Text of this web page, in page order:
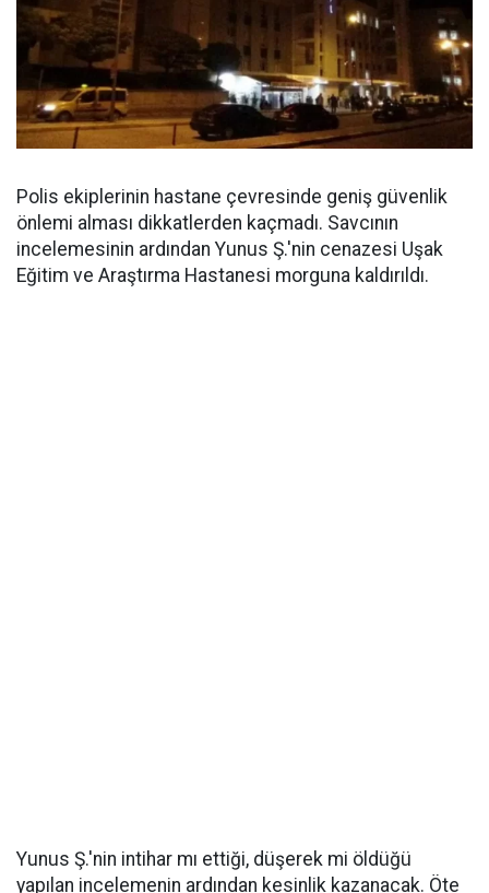
Polis ekiplerinin hastane çevresinde geniş güvenlik
önlemi alması dikkatlerden kaçmadı. Savcının
incelemesinin ardından Yunus Ş.'nin cenazesi Uşak
Eğitim ve Araştırma Hastanesi morguna kaldırıldı.
Yunus Ş.'nin intihar mı ettiği, düşerek mi öldüğü
yapılan incelemenin ardından kesinlik kazanacak. Öte